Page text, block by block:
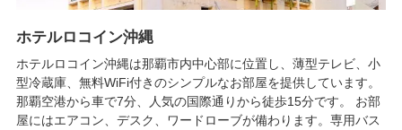
ホテルロコイン沖縄
ホテルロコイン沖縄は那覇市内中心部に位置し、薄型テレビ、小
型冷蔵庫、無料WiFi付きのシンプルなお部屋を提供しています。
那覇空港から車で7分、人気の国際通りから徒歩15分です。 お部
屋にはエアコン、デスク、ワードローブが備わります。専用バス